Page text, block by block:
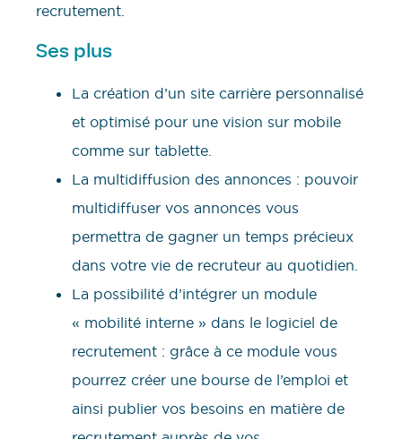
recrutement.
Ses plus
La création d’un site carrière personnalisé
et optimisé pour une vision sur mobile
comme sur tablette.
La multidiffusion des annonces : pouvoir
multidiffuser vos annonces vous
permettra de gagner un temps précieux
dans votre vie de recruteur au quotidien.
La possibilité d’intégrer un module
« mobilité interne » dans le logiciel de
recrutement : grâce à ce module vous
pourrez créer une bourse de l’emploi et
ainsi publier vos besoins en matière de